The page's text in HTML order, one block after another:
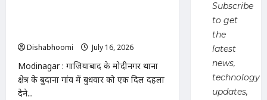
Dishabhoomi
July 16, 2026
Modinagar : गाजियाबाद के मोदीनगर थाना
क्षेत्र के बुदाना गांव में बुधवार को एक दिल दहला
देने...
Subscribe
to get
the
latest
news,
technology
updates,